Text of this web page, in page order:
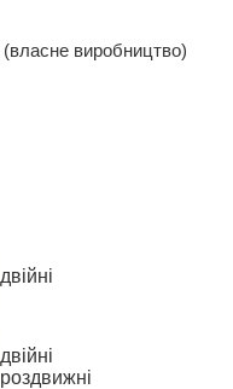
(власне виробництво)
двійні
двійні
роздвижні